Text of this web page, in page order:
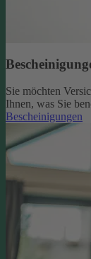
Sie möchten
Ihnen, was Sie
Bescheinigungen